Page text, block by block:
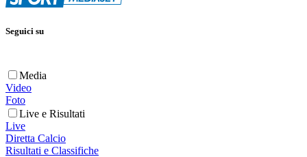
Seguici su
Media
Video
Foto
Live e Risultati
Live
Diretta Calcio
Risultati e Classifiche